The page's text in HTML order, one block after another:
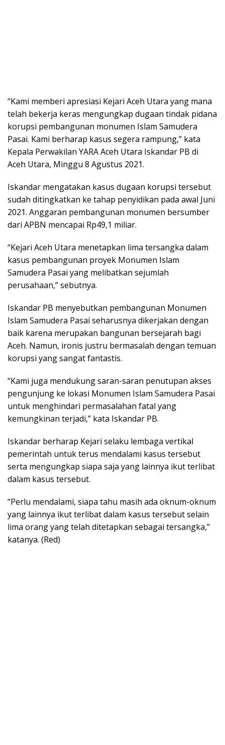
“Kami memberi apresiasi Kejari Aceh Utara yang mana
telah bekerja keras mengungkap dugaan tindak pidana
korupsi pembangunan monumen Islam Samudera
Pasai. Kami berharap kasus segera rampung,” kata
Kepala Perwakilan YARA Aceh Utara Iskandar PB di
Aceh Utara, Minggu 8 Agustus 2021.
Iskandar mengatakan kasus dugaan korupsi tersebut
sudah ditingkatkan ke tahap penyidikan pada awal Juni
2021. Anggaran pembangunan monumen bersumber
dari APBN mencapai Rp49,1 miliar.
“Kejari Aceh Utara menetapkan lima tersangka dalam
kasus pembangunan proyek Monumen Islam
Samudera Pasai yang melibatkan sejumlah
perusahaan,” sebutnya.
Iskandar PB menyebutkan pembangunan Monumen
Islam Samudera Pasai seharusnya dikerjakan dengan
baik karena merupakan bangunan bersejarah bagi
Aceh. Namun, ironis justru bermasalah dengan temuan
korupsi yang sangat fantastis.
“Kami juga mendukung saran-saran penutupan akses
pengunjung ke lokasi Monumen Islam Samudera Pasai
untuk menghindari permasalahan fatal yang
kemungkinan terjadi,” kata Iskandar PB.
Iskandar berharap Kejari selaku lembaga vertikal
pemerintah untuk terus mendalami kasus tersebut
serta mengungkap siapa saja yang lainnya ikut terlibat
dalam kasus tersebut.
“Perlu mendalami, siapa tahu masih ada oknum-oknum
yang lainnya ikut terlibat dalam kasus tersebut selain
lima orang yang telah ditetapkan sebagai tersangka,”
katanya. (Red)